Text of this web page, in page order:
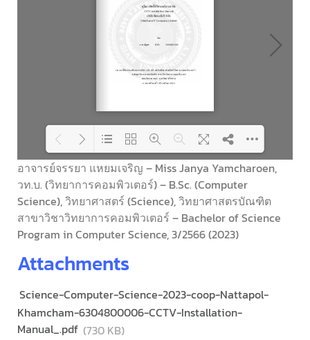
Loading PDF 100% ...
อาจารย์จรรยา แหยมเจริญ – Miss Janya Yamcharoen,
วท.บ. (วิทยาการคอมพิวเตอร์) – B.Sc. (Computer
Science), วิทยาศาสตร์ (Science), วิทยาศาสตรบัณฑิต
สาขาวิชาวิทยาการคอมพิวเตอร์ – Bachelor of Science
Program in Computer Science, 3/2566 (2023)
Attachments
Science-Computer-Science-2023-coop-Nattapol-
Khamcham-6304800006-CCTV-Installation-
Manual_.pdf (730 KB)